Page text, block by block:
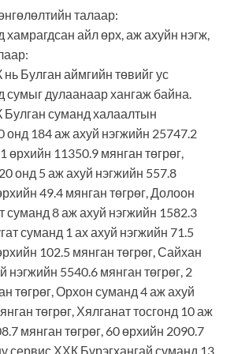
талаар:
хамрагдсан айл өрх, аж ахуйн нэгж,
Булган аймгийн төвийг ус
сумыг дулаанаар хангаж байна.
суманд халаалтын
онд 184 аж ахуй нэгжийн 25747.2
өрхийн 11350.9 мянган төгрөг,
онд 5 аж ахуй нэгжийн 557.8
49.4 мянган төгрөг, Долоон
суманд 8 аж ахуй нэгжийн 1582.3
суманд 1 ах ахуй нэгжийн 71.5
102.5 мянган төгрөг, Сайхан
нэгжийн 5540.6 мянган төгрөг, 2
төгрөг, Орхон суманд 4 аж ахуй
төгрөг, Хялганат тосгонд 10 аж
мянган төгрөг, 60 өрхийн 2090.7
сервис ХХК Бүрэгхангай суманд 13